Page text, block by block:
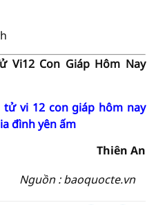
Vi12 Con Giáp Hôm Nay
tử vi 12 con giáp hôm nay
đình yên ấm
Thiên An
Nguồn : baoquocte.vn